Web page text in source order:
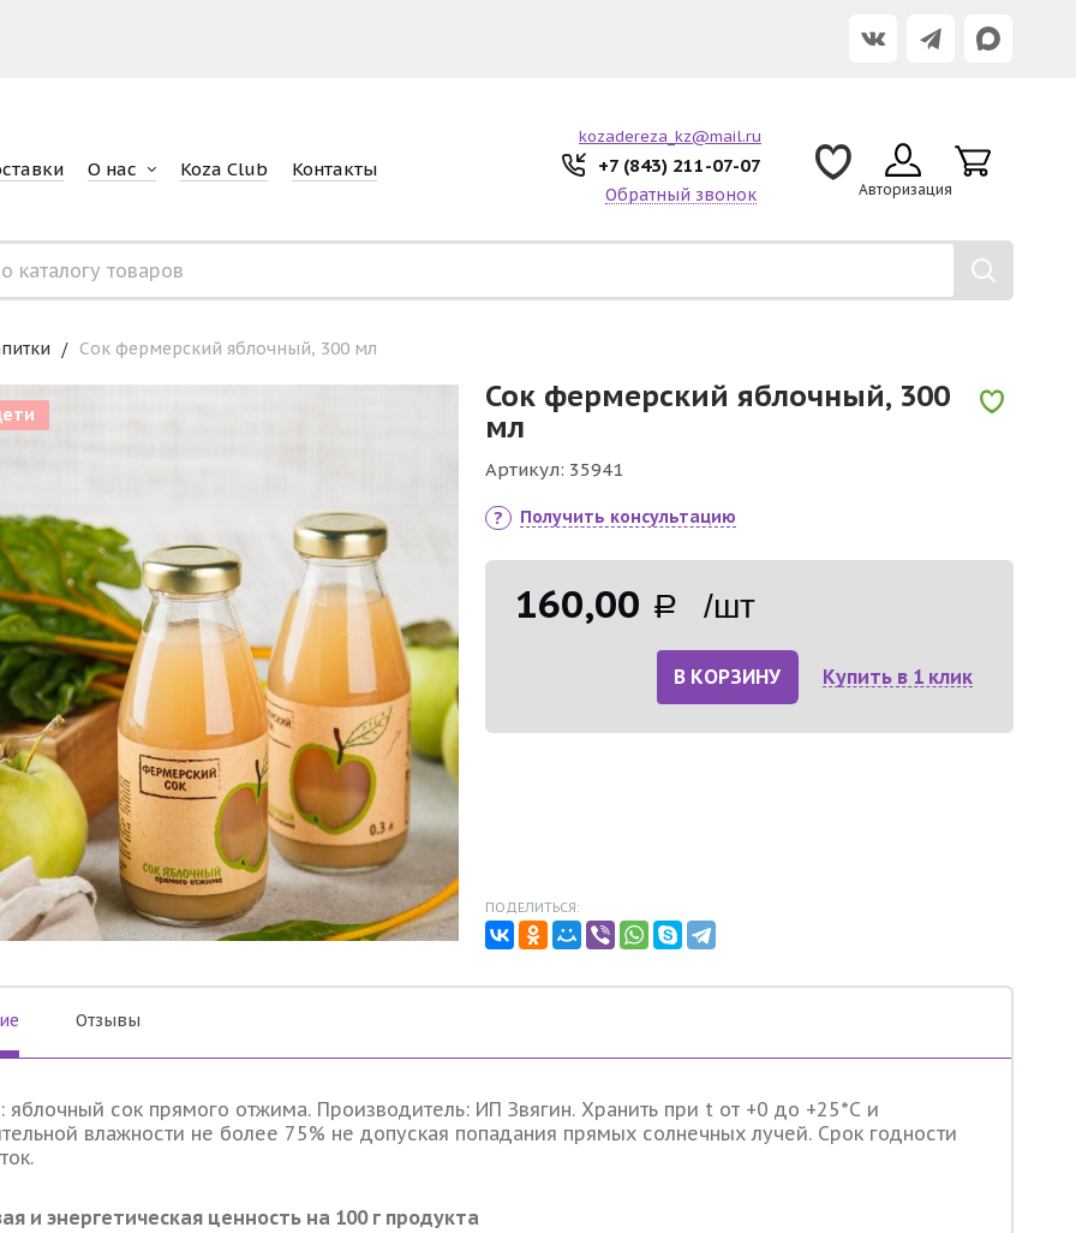
О нас Koza Club Контакты
kozadereza_kz@mail.ru
+7 (843) 211-07-07
Обратный звонок Авторизация
Сок фермерский яблочный, 300 мл
Сок фермерский яблочный, 300
мл
Артикул: 35941
Получить консультацию
160,00 Р /шт
В КОРЗИНУ Купить в 1 клик
ПОДЕЛИТЬСЯ:
Отзывы
яблочный сок прямого отжима. Производитель: ИП Звягин. Хранить при t от +0 до +25*С и
влажности не более 75% не допуская попадания прямых солнечных лучей. Срок годности
и энергетическая ценность на 100 г продукта